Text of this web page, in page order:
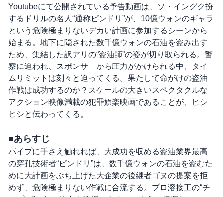
Youtubeにて公開されている予告動画は、ソ・イングク扮
するドリルの名人“通称ピンドリ”が、10億ウォンのギャラ
という危険極まりないデカい計画に参加するシーンから
始まる。地下に隠された数千億ウォンの石油を盗み出す
ため、集結した訳アリの“盗油師”の姿が切り取られる。警
察に追われ、スポンサーから圧力がかけられる中、タイ
ムリミットは刻々と迫ってくる。果たして命がけの盗油
作戦は成功するのか？スケールの大きいスペクタクルな
アクション映像満載の犯罪娯楽映画であることが、ヒシ
ヒシと伝わってくる。
■あらすじ
パイプに手さえ触れれば、大成功を収める盗油業界最高
の穿孔技術者“ピンドリ”は、数千億ウォンの石油を盗むた
めに大計画をぶち上げた大企業の後継者ゴヌの提案を拒
めず、危険極まりない作戦に合流する。プロ溶接工の“チ